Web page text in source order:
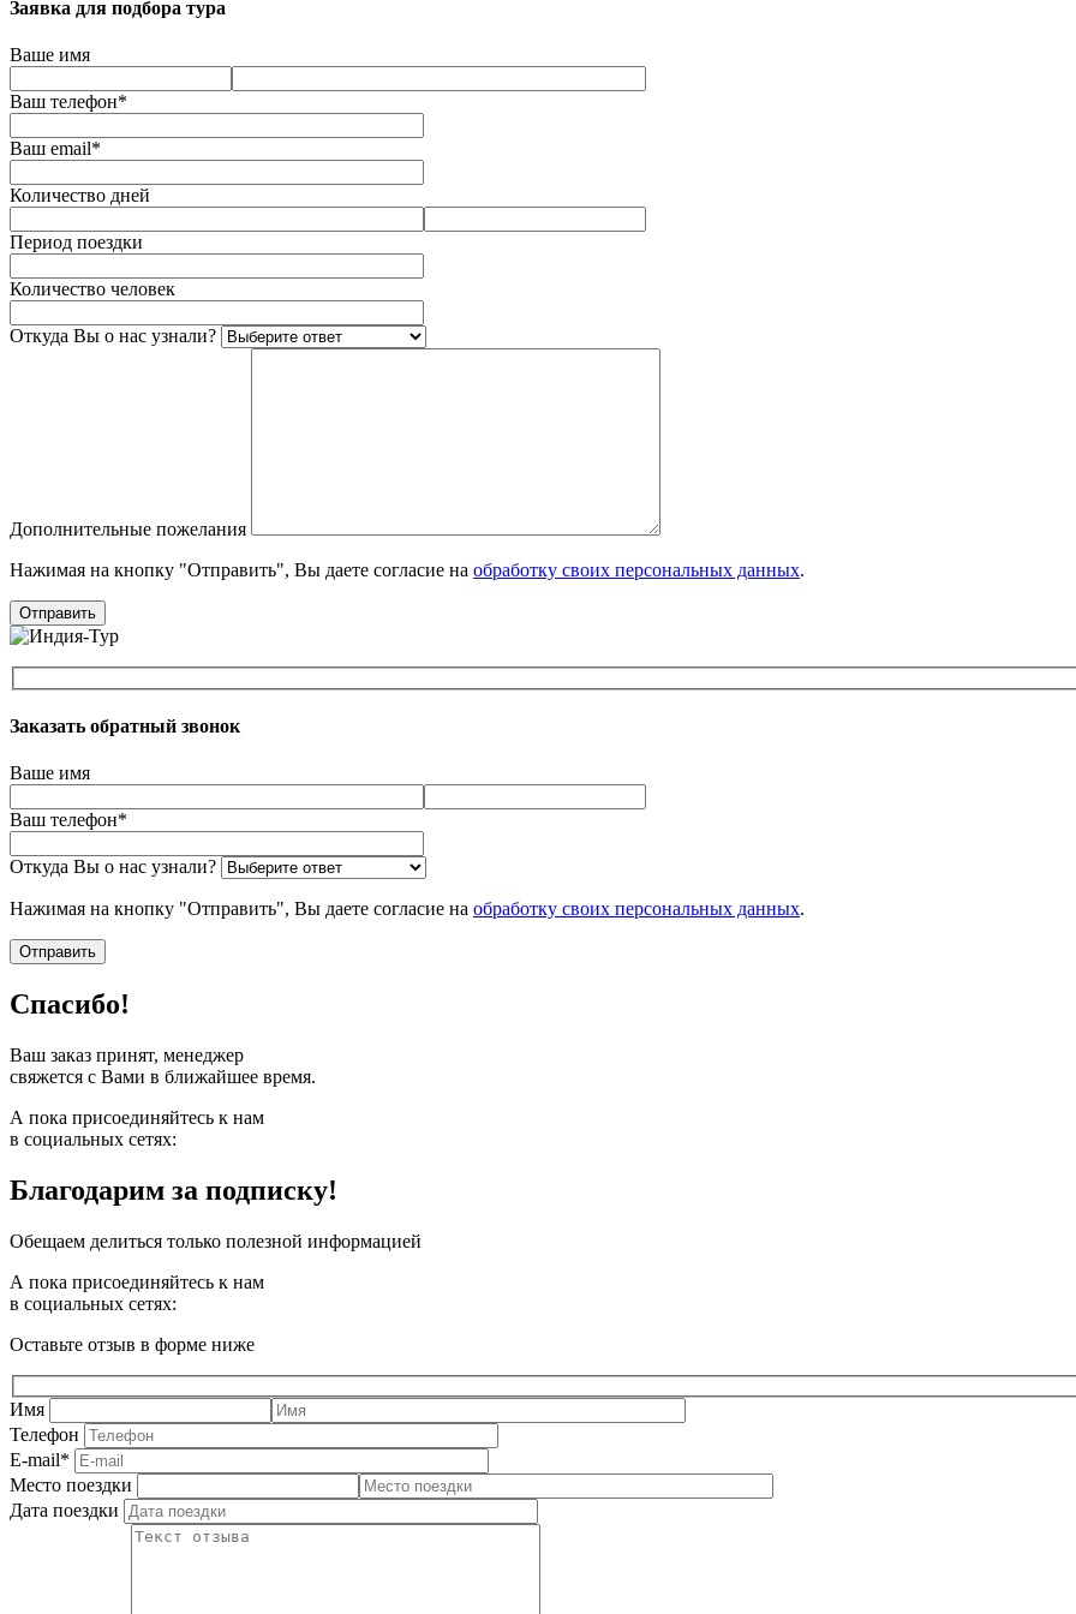
Заявка для подбора тура
Ваше имя
Ваш телефон*
Ваш email*
Количество дней
Период поездки
Количество человек
Откуда Вы о нас узнали?
Дополнительные пожелания
Нажимая на кнопку "Отправить", Вы даете согласие на обработку своих персональных данных.
Заказать обратный звонок
Ваше имя
Ваш телефон*
Откуда Вы о нас узнали?
Нажимая на кнопку "Отправить", Вы даете согласие на обработку своих персональных данных.
Спасибо!
Ваш заказ принят, менеджер
свяжется с Вами в ближайшее время.
А пока присоединяйтесь к нам
в социальных сетях:
Благодарим за подписку!
Обещаем делиться только полезной информацией
А пока присоединяйтесь к нам
в социальных сетях:
Оставьте отзыв в форме ниже
Имя
Телефон
E-mail*
Место поездки
Дата поездки